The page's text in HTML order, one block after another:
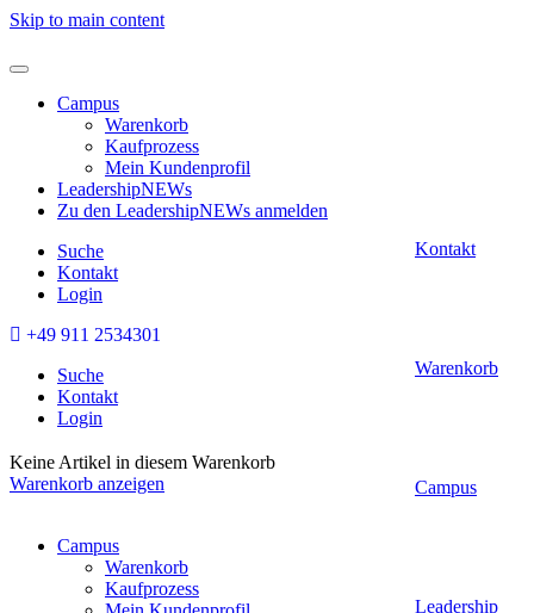
Skip to main content
Campus
Warenkorb
Kaufprozess
Mein Kundenprofil
LeadershipNEWs
Zu den LeadershipNEWs anmelden
Suche
Kontakt
Login
+49 911 2534301
Suche
Kontakt
Login
Keine Artikel in diesem Warenkorb
Warenkorb anzeigen
Campus
Warenkorb
Kaufprozess
Kontakt
Warenkorb
Campus
Leadership